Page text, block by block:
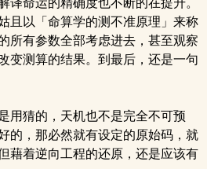
译命运的精确度也不断的在提升。
且以「命算学的测不准原理」来称
所有参数全部考虑进去，甚至观察
变测算的结果。到最后，还是一句
用猜的，天机也不是完全不可预
的，那必然就有设定的原始码，就
藉着逆向工程的还原，还是应该有